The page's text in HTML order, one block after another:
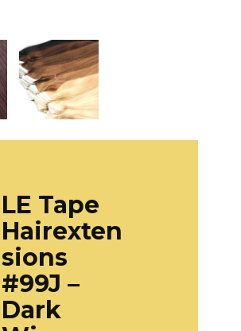
LE Tape
Hairexten
sions
#99J –
Dark